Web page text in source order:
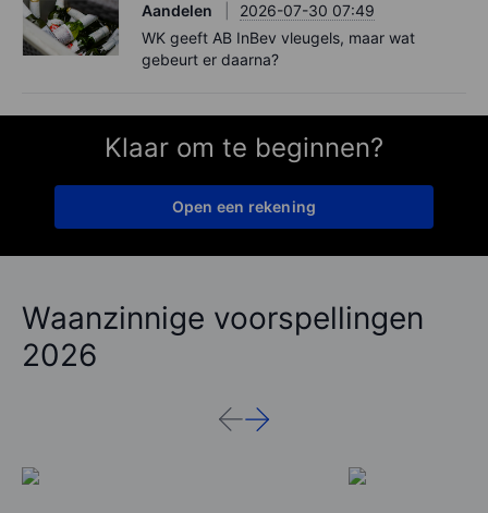
Aandelen
2026-07-30 07:49
WK geeft AB InBev vleugels, maar wat
gebeurt er daarna?
Klaar om te beginnen?
Open een rekening
Waanzinnige voorspellingen
2026